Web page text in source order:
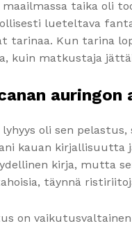
maailmassa taika oli
lueteltava
tarinaa. Kun tarina
kuin matkustaja
auringon
lyhyys oli sen
kauan kirjallisuutta
kirja, mutta
täynnä
on